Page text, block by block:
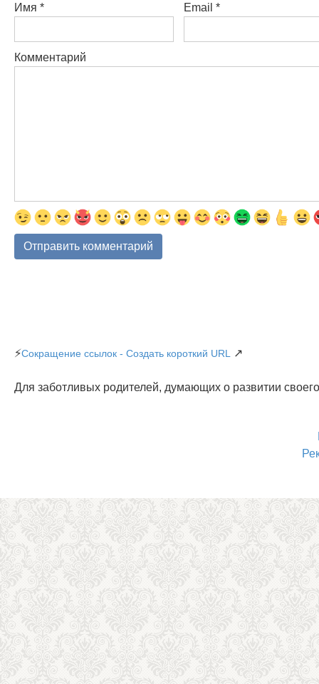
Имя * Email *
Комментарий
⚡Сокращение ссылок - Создать короткий URL ↗
Для заботливых родителей, думающих о развитии